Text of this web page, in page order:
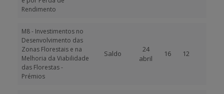
Rendimento
M8 - Investimentos no
Desenvolvimento das
Zonas Florestais e na
Melhoria da Viabilidade
das Florestas -
Prémios
Saldo
24
abril
16 12